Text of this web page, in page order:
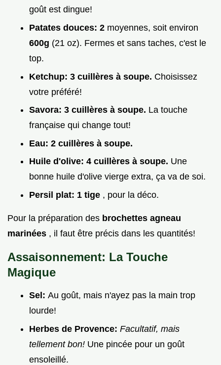
goût est dingue!
Patates douces: 2 moyennes, soit environ
600g (21 oz). Fermes et sans taches, c'est le
top.
Ketchup: 3 cuillères à soupe. Choisissez
votre préféré!
Savora: 3 cuillères à soupe. La touche
française qui change tout!
Eau: 2 cuillères à soupe.
Huile d'olive: 4 cuillères à soupe. Une
bonne huile d'olive vierge extra, ça va de soi.
Persil plat: 1 tige , pour la déco.
Pour la préparation des brochettes agneau
marinées , il faut être précis dans les quantités!
Assaisonnement: La Touche
Magique
Sel: Au goût, mais n'ayez pas la main trop
lourde!
Herbes de Provence: Facultatif, mais
tellement bon! Une pincée pour un goût
ensoleillé.